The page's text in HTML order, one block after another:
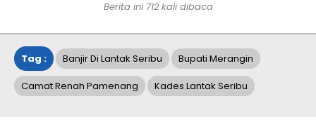
Berita ini 712kali dibaca
Tag : Banjir Di Lantak Seribu Bupati Merangin
Camat Renah Pamenang Kades Lantak Seribu